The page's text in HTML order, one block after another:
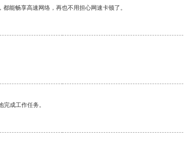
能畅享高速网络，再也不用担心网速卡顿了。
成工作任务。